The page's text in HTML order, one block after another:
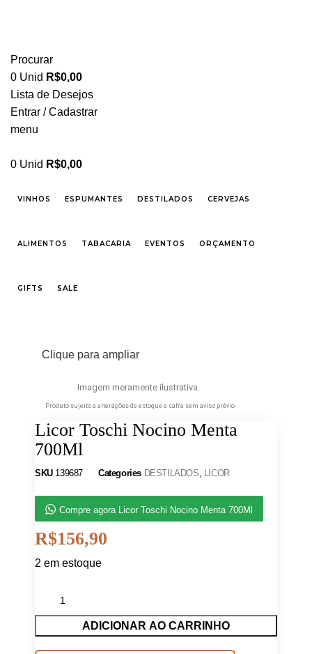
Procurar
0 Unid R$0,00
Lista de Desejos
Entrar / Cadastrar
menu
0 Unid R$0,00
VINHOS ESPUMANTES DESTILADOS CERVEJAS
ALIMENTOS TABACARIA EVENTOS ORÇAMENTO
GIFTS SALE
Clique para ampliar
Imagem meramente ilustrativa.
Produto sujeito a alterações de estoque e safra sem aviso prévio
Licor Toschi Nocino Menta
700Ml
SKU 139687 Categories DESTILADOS, LICOR
Compre agora Licor Toschi Nocino Menta 700Ml
R$156,90
2 em estoque
ADICIONAR AO CARRINHO